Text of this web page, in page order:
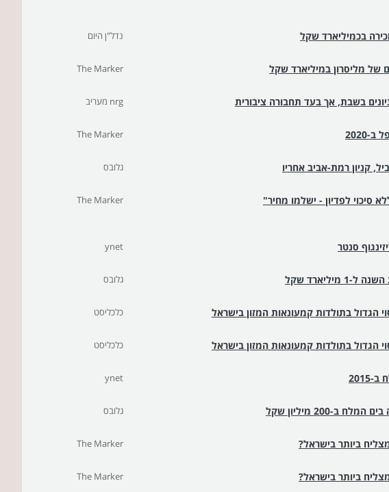
בכמיליארד שקל נדל"ן היום
של מליסרון במיליארד שקל The Marker
בשבת, אך בעד תחבורה ציבורית nrg מעריב
2020
The Marker
גלובס
סיכוי לפדיון - ישלמו מחיר" The Marker
סנטר ynet
שקל גלובס
הגדול בתולדות קמעונאות המזון בישראל כלכליסט
הגדול בתולדות קמעונאות המזון בישראל כלכליסט
ynet
ב-200 מיליון שקל גלובס
ביותר בישראל? The Marker
ביותר בישראל? The Marker